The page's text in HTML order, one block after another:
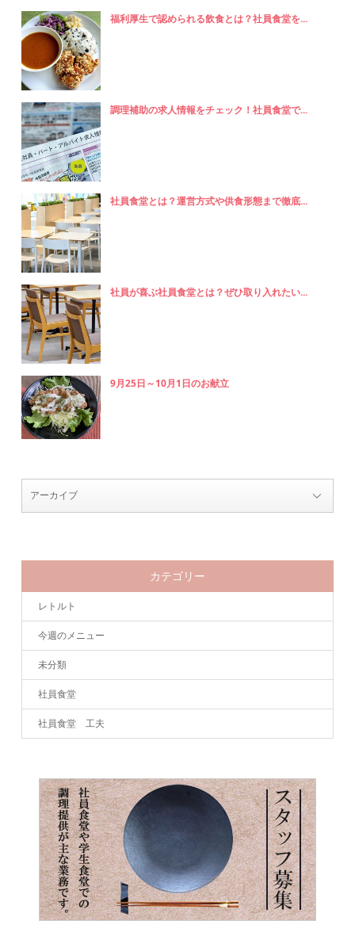
福利厚生で認められる飲食とは？社員食堂を...
調理補助の求人情報をチェック！社員食堂で...
社員食堂とは？運営方式や供食形態まで徹底...
社員が喜ぶ社員食堂とは？ぜひ取り入れたい...
9月25日～10月1日のお献立
カテゴリー
レトルト
今週のメニュー
未分類
社員食堂
社員食堂 工夫